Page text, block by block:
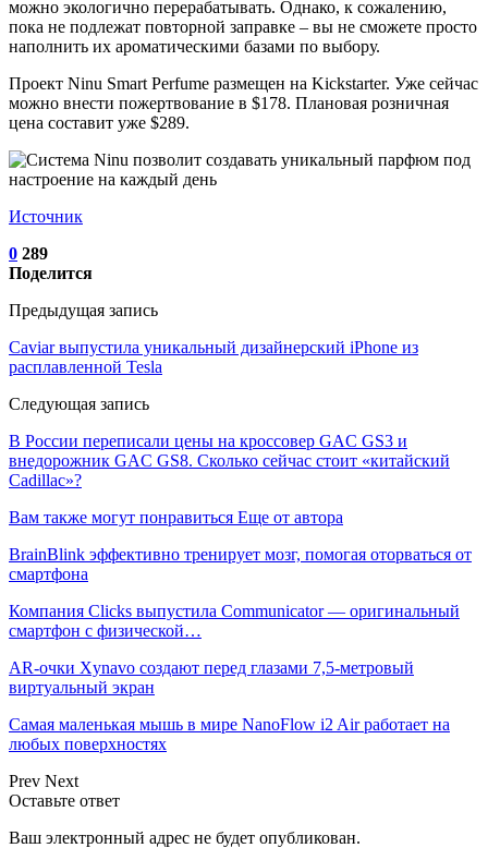
можно экологично перерабатывать. Однако, к сожалению,
пока не подлежат повторной заправке – вы не сможете просто
наполнить их ароматическими базами по выбору.
Проект Ninu Smart Perfume размещен на Kickstarter. Уже сейчас
можно внести пожертвование в $178. Плановая розничная
цена составит уже $289.
Источник
0 289
Поделится
Предыдущая запись
Caviar выпустила уникальный дизайнерский iPhone из
расплавленной Tesla
Следующая запись
В России переписали цены на кроссовер GAC GS3 и
внедорожник GAC GS8. Сколько сейчас стоит «китайский
Cadillac»?
Вам также могут понравиться Еще от автора
BrainBlink эффективно тренирует мозг, помогая оторваться от
смартфона
Компания Clicks выпустила Communicator — оригинальный
смартфон с физической…
AR-очки Xynavo создают перед глазами 7,5-метровый
виртуальный экран
Самая маленькая мышь в мире NanoFlow i2 Air работает на
любых поверхностях
Prev Next
Оставьте ответ
Ваш электронный адрес не будет опубликован.